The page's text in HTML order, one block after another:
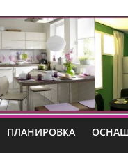
ПЛАНИРОВКА